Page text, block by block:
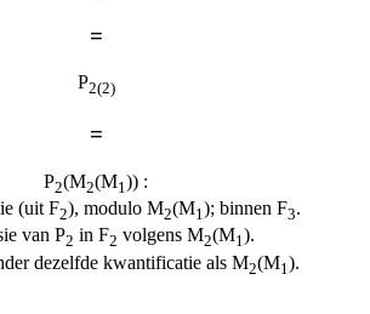
=
P2(2)
=
P2(M2(M1)) :
(uit F2), modulo M2(M1); binnen F3.
van P2 in F2 volgens M2(M1).
dezelfde kwantificatie als M2(M1 ).